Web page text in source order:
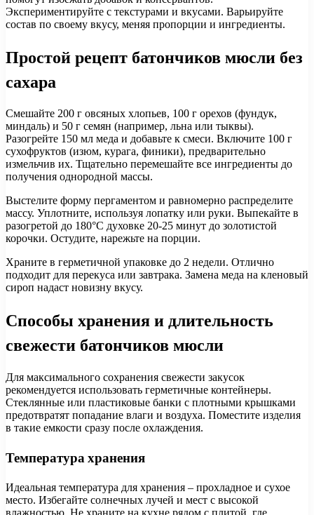
Экспериментируйте с текстурами и вкусами. Варьируйте
состав по своему вкусу, меняя пропорции и ингредиенты.
Простой рецепт батончиков мюсли без
сахара
Смешайте 200 г овсяных хлопьев, 100 г орехов (фундук,
миндаль) и 50 г семян (например, льна или тыквы).
Разогрейте 150 мл меда и добавьте к смеси. Включите 100 г
сухофруктов (изюм, курага, финики), предварительно
измельчив их. Тщательно перемешайте все ингредиенты до
получения однородной массы.
Выстелите форму пергаментом и равномерно распределите
массу. Уплотните, используя лопатку или руки. Выпекайте в
разогретой до 180°C духовке 20-25 минут до золотистой
корочки. Остудите, нарежьте на порции.
Храните в герметичной упаковке до 2 недели. Отлично
подходит для перекуса или завтрака. Замена меда на кленовый
сироп надаст новизну вкусу.
Способы хранения и длительность
свежести батончиков мюсли
Для максимального сохранения свежести закусок
рекомендуется использовать герметичные контейнеры.
Стеклянные или пластиковые банки с плотными крышками
предотвратят попадание влаги и воздуха. Поместите изделия
в такие емкости сразу после охлаждения.
Температура хранения
Идеальная температура для хранения – прохладное и сухое
место. Избегайте солнечных лучей и мест с высокой
влажностью. Не храните на кухне рядом с плитой, где